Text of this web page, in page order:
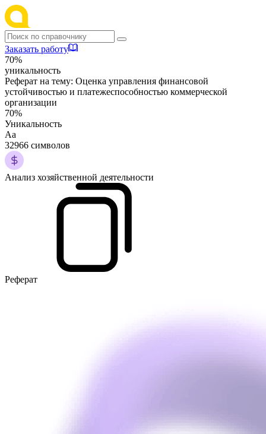
Заказать работу
70%
уникальность
Реферат на тему: Оценка управления финансовой
устойчивостью и платежеспособностью коммерческой
организации
70%
Уникальность
Аа
32966 символов
Анализ хозяйственной деятельности
Реферат